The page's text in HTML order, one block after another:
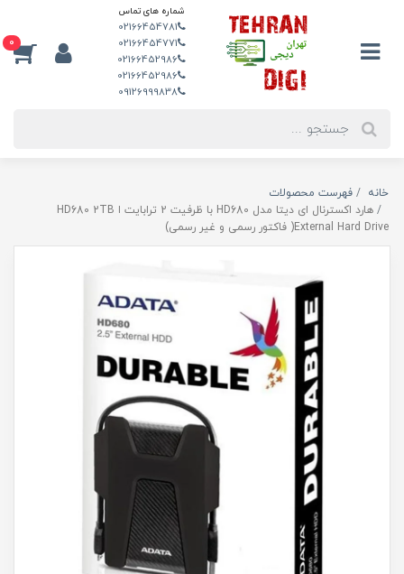
شماره های تماس
02166454781
02166454771
02166452986
02166452986
09126999838
0
خانه
فهرست محصولات
هارد اکسترنال ای دیتا مدل HD680 با ظرفیت 2 ترابایت ا HD680 2TB
External Hard Drive( فاکتور رسمی و غیر رسمی)